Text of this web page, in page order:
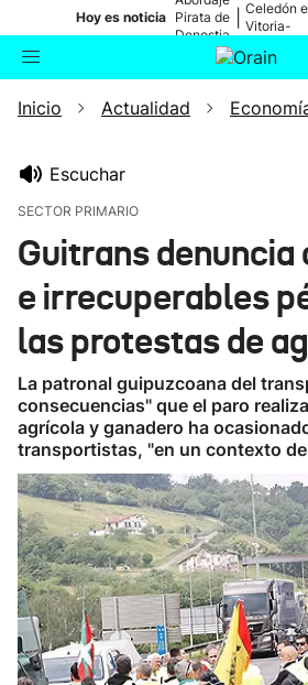
Hoy es noticia Pirata de
Donostia
Celedón
Vitoria-
Buscador Actualidad
Ikusmiran
Eguraldia
Inicio Actualidad
Escuchar
SECTOR PRIMARIO
Guitrans
e irrecuperables
las protestas de
La patronal guipuzcoana del
consecuencias" que el paro
agrícola y ganadero ha
transportistas, "en un contexto